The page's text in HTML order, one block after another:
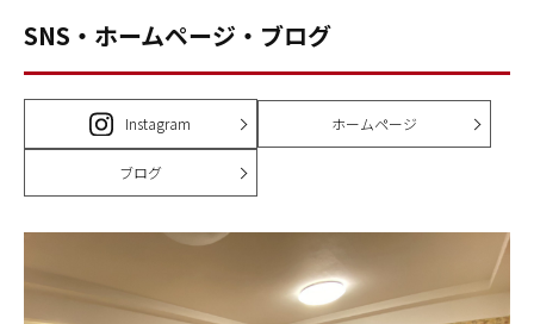
SNS・ホームページ・ブログ
Instagram ホームページ
ブログ